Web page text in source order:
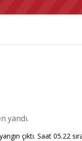
yandı.
çıktı. Saat 05.22